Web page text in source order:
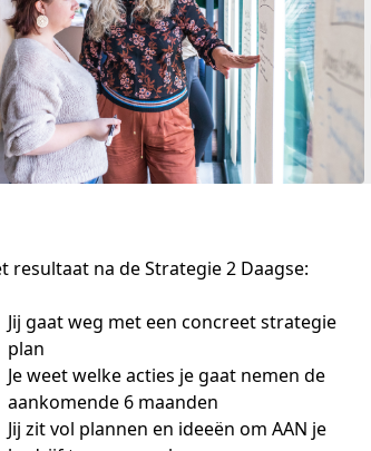
resultaat na de Strategie 2 Daagse:
Jij gaat weg met een concreet strategie
plan
Je weet welke acties je gaat nemen de
aankomende 6 maanden
Jij zit vol plannen en ideeën om AAN je